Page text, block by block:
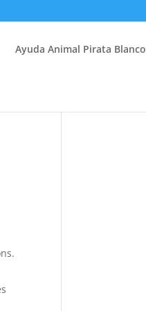
Ayuda Animal Pirata Blanco